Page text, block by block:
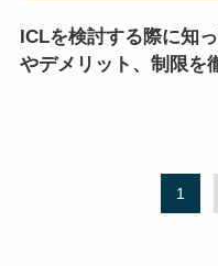
ICLを検討する際に知
やデメリット、制限を
1